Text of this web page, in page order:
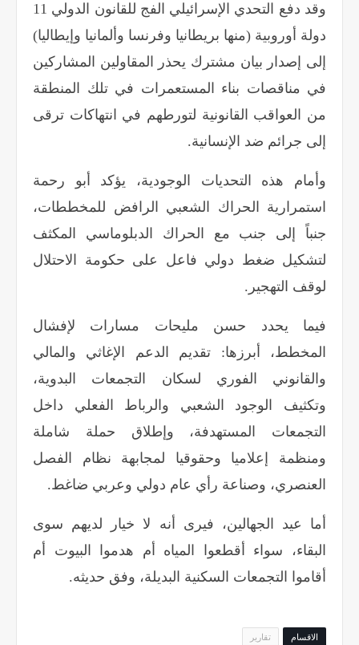
وقد دفع التحدي الإسرائيلي الفج للقانون الدولي 11
دولة أوروبية (منها بريطانيا وفرنسا وألمانيا وإيطاليا)
إلى إصدار بيان مشترك يحذر المقاولين المشاركين
في مناقصات بناء المستعمرات في تلك المنطقة
من العواقب القانونية لتورطهم في انتهاكات ترقى
إلى جرائم ضد الإنسانية.
وأمام هذه التحديات الوجودية، يؤكد أبو رحمة
استمرارية الحراك الشعبي الرافض للمخططات،
جنباً إلى جنب مع الحراك الدبلوماسي المكثف
لتشكيل ضغط دولي فاعل على حكومة الاحتلال
لوقف التهجير.
فيما يحدد حسن مليحات مسارات لإفشال
المخطط، أبرزها: تقديم الدعم الإغاثي والمالي
والقانوني الفوري لسكان التجمعات البدوية،
وتكثيف الوجود الشعبي والرباط الفعلي داخل
التجمعات المستهدفة، وإطلاق حملة شاملة
ومنظمة إعلاميا وحقوقيا لمجابهة نظام الفصل
العنصري، وصناعة رأي عام دولي وعربي ضاغط.
أما عيد الجهالين، فيرى أنه لا خيار لديهم سوى
البقاء، سواء أقطعوا المياه أم هدموا البيوت أم
أقاموا التجمعات السكنية البديلة، وفق حديثه.
الاقسام تقارير